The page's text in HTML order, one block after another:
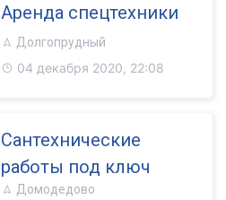
Аренда спецтехники
Долгопрудный
04 декабря 2020, 22:08
Сантехнические
работы под ключ
Домодедово